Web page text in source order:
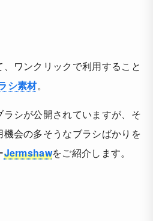
ワンクリックで利用すること
シ素材。
シが公開されていますが、そ
会の多そうなブラシばかりを
Jermshawをご紹介します。